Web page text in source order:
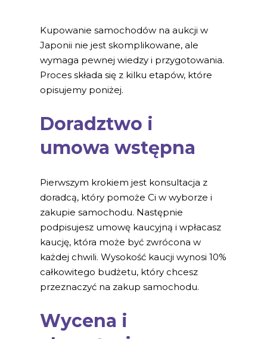
Kupowanie samochodów na aukcji w
Japonii nie jest skomplikowane, ale
wymaga pewnej wiedzy i przygotowania.
Proces składa się z kilku etapów, które
opisujemy poniżej.
Doradztwo i
umowa wstępna
Pierwszym krokiem jest konsultacja z
doradcą, który pomoże Ci w wyborze i
zakupie samochodu. Następnie
podpisujesz umowę kaucyjną i wpłacasz
kaucję, która może być zwrócona w
każdej chwili. Wysokość kaucji wynosi 10%
całkowitego budżetu, który chcesz
przeznaczyć na zakup samochodu.
Wycena i